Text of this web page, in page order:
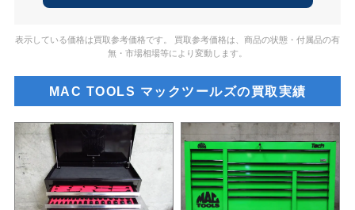
表示している価格は買取参考価格です。 買取参考価格は、商品の状態・付属品の有
無・市場相場等により変動します。
MAC TOOLS マックツールズの買取実績